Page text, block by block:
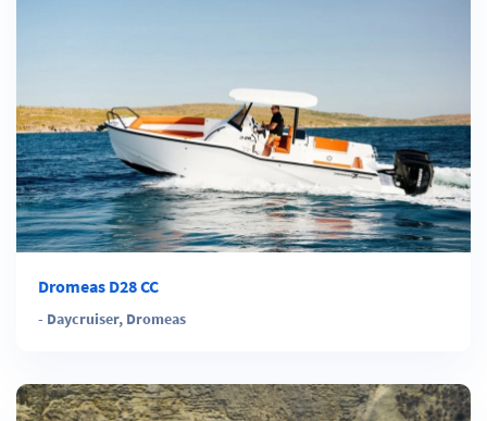
Dromeas D28 CC
- Daycruiser, Dromeas